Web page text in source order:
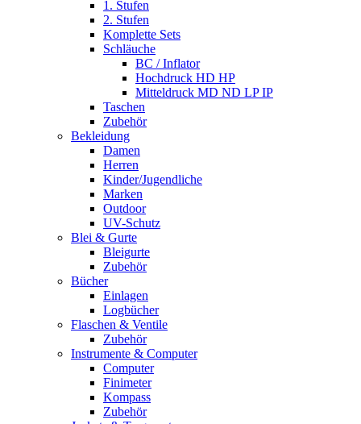
1. Stufen
2. Stufen
Komplette Sets
Schläuche
BC / Inflator
Hochdruck HD HP
Mitteldruck MD ND LP IP
Taschen
Zubehör
Bekleidung
Damen
Herren
Kinder/Jugendliche
Marken
Outdoor
UV-Schutz
Blei & Gurte
Bleigurte
Zubehör
Bücher
Einlagen
Logbücher
Flaschen & Ventile
Zubehör
Instrumente & Computer
Computer
Finimeter
Kompass
Zubehör